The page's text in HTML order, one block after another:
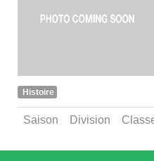
Histoire
Saison Division